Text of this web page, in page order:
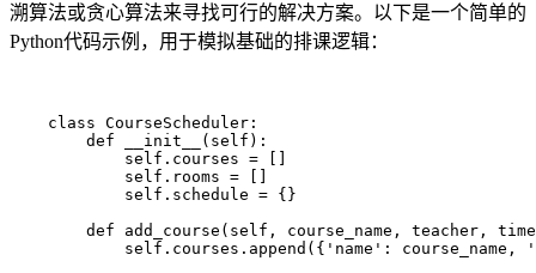
溯算法或贪心算法来寻找可行的解决方案。以下是一个简单的
Python代码示例，用于模拟基础的排课逻辑：
    class CourseScheduler:
        def __init__(self):
            self.courses = []
            self.rooms = []
            self.schedule = {}
def add_course(self, course_name, teacher,
self.courses.append({'name': course_name,